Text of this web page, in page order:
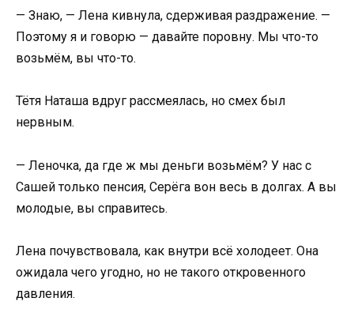
— Знаю, — Лена кивнула, сдерживая раздражение. —
Поэтому я и говорю — давайте поровну. Мы что-то
возьмём, вы что-то.
Тётя Наташа вдруг рассмеялась, но смех был
нервным.
— Леночка, да где ж мы деньги возьмём? У нас с
Сашей только пенсия, Серёга вон весь в долгах. А вы
молодые, вы справитесь.
Лена почувствовала, как внутри всё холодеет. Она
ожидала чего угодно, но не такого откровенного
давления.